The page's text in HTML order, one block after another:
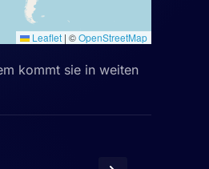
Leaflet | ©OpenStreetMap
kommt sie in weiten